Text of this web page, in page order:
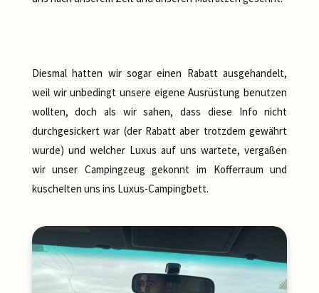
Diesmal hatten wir sogar einen Rabatt ausgehandelt,
weil wir unbedingt unsere eigene Ausrüstung benutzen
wollten, doch als wir sahen, dass diese Info nicht
durchgesickert war (der Rabatt aber trotzdem gewährt
wurde) und welcher Luxus auf uns wartete, vergaßen
wir unser Campingzeug gekonnt im Kofferraum und
kuschelten uns ins Luxus-Campingbett.